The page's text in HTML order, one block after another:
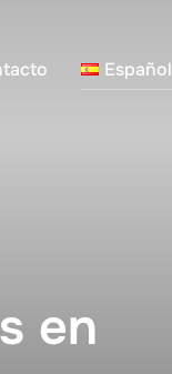
Español
en